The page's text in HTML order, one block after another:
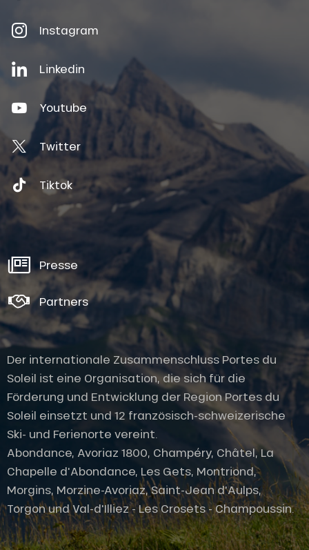
Öffnungen
Versorger
Instagram
Linkedin
Youtube
Twitter
Tiktok
Presse
Partners
Der internationale Zusammenschluss Portes du
Soleil ist eine Organisation, die sich für die
Förderung und Entwicklung der Region Portes du
Soleil einsetzt und 12 französisch-schweizerische
Ski- und Ferienorte vereint.
Abondance, Avoriaz 1800, Champéry, Châtel, La
Chapelle d'Abondance, Les Gets, Montriond,
Morgins, Morzine-Avoriaz, Saint-Jean d'Aulps,
Torgon und Val-d'Illiez - Les Crosets - Champoussin.